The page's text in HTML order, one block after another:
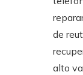
de
alto